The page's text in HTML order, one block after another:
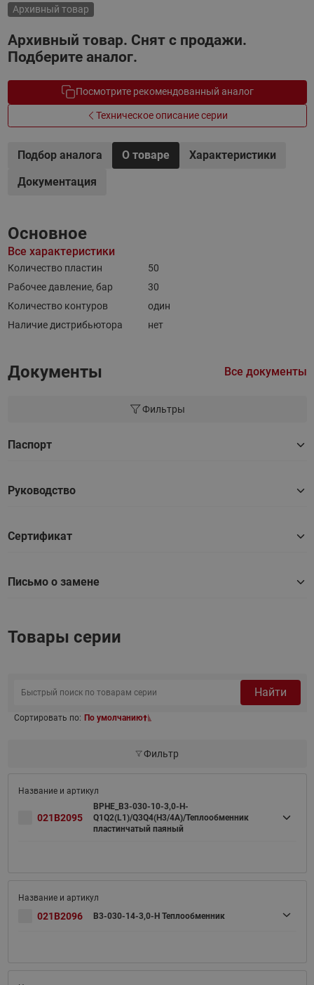
Архивный товар
Архивный товар. Снят с продажи.
Подберите аналог.
Посмотрите рекомендованный аналог
Техническое описание серии
Подбор аналога О товаре
Характеристики
Документация
Основное
Все характеристики
Количество пластин
50
Рабочее давление, бар
30
Количество контуров
один
Наличие дистрибьютора
нет
Документы Все документы
Фильтры
Паспорт
Руководство
Сертификат
Письмо о замене
Товары серии
Найти
Сортировать по: По умолчанию
Фильтр
021B2095
BPHE_B3-030-10-3,0-H-
Q1Q2(L1)/Q3Q4(H3/4A)/Теплообменник
пластинчатый паяный
021B2096 B3-030-14-3,0-H Теплообменник